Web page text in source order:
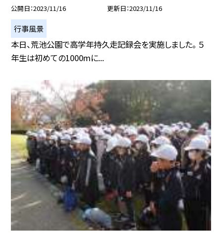
公開日 2023/11/16 更新日 2023/11/16
行事風景
本日、荒池公園で高学年持久走記録会を実施しました。 ５
年生は初めての1000mに...